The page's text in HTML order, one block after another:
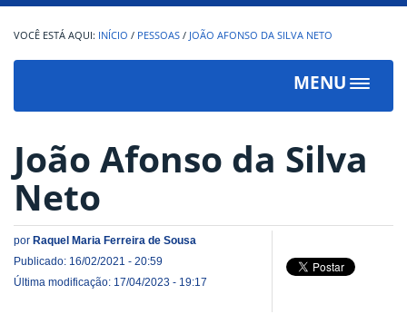
INÍCIO / PESSOAS / JOÃO AFONSO DA SILVA NETO
MENU
Toggle
João Afonso da Silva
Neto
por Raquel Maria Ferreira de Sousa
Publicado: 16/02/2021 - 20:59
Última modificação: 17/04/2023 - 19:17